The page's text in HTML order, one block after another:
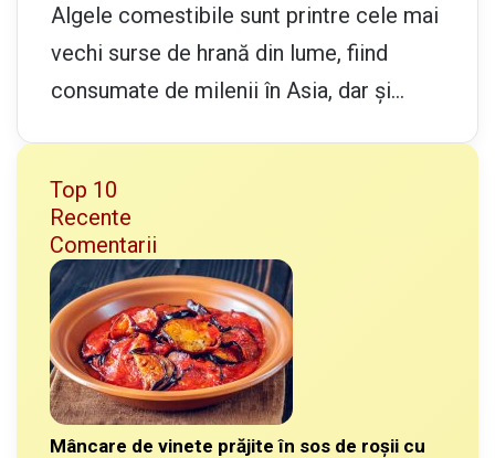
Algele comestibile sunt printre cele mai
vechi surse de hrană din lume, fiind
consumate de milenii în Asia, dar și…
Top 10
Recente
Comentarii
Mâncare de vinete prăjite în sos de roșii cu